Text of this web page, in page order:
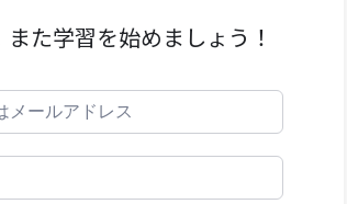
た学習を始めましょう！